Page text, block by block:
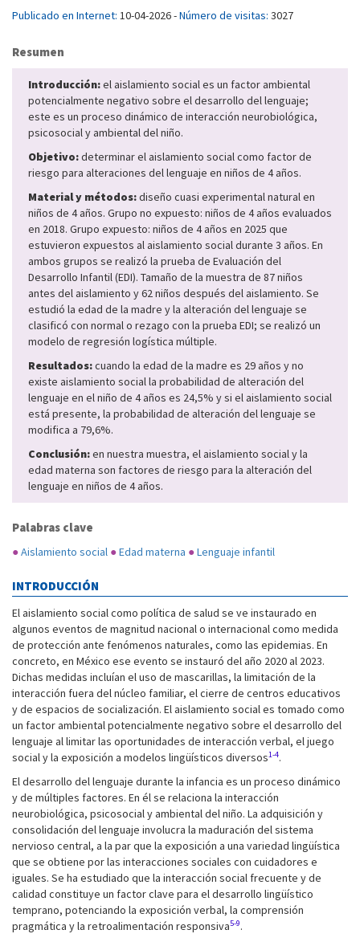
Publicado en Internet: 10-04-2026 -Número de visitas: 3027
Resumen
Introducción:el aislamiento social es un factor ambiental
potencialmente negativo sobre el desarrollo del lenguaje;
este es un proceso dinámico de interacción neurobiológica,
psicosocial y ambiental del niño.
Objetivo:determinar el aislamiento social como factor de
riesgo para alteraciones del lenguaje en niños de 4 años.
Material y métodos:diseño cuasi experimental natural en
niños de 4 años. Grupo no expuesto: niños de 4 años evaluados
en 2018. Grupo expuesto: niños de 4 años en 2025 que
estuvieron expuestos al aislamiento social durante 3 años. En
ambos grupos se realizó la prueba de Evaluación del
Desarrollo Infantil (EDI). Tamaño de la muestra de 87 niños
antes del aislamiento y 62 niños después del aislamiento. Se
estudió la edad de la madre y la alteración del lenguaje se
clasificó con normal o rezago con la prueba EDI; se realizó un
modelo de regresión logística múltiple.
Resultados:cuando la edad de la madre es 29 años y no
existe aislamiento social la probabilidad de alteración del
lenguaje en el niño de 4 años es 24,5% y si el aislamiento social
está presente, la probabilidad de alteración del lenguaje se
modifica a 79,6%.
Conclusión:en nuestra muestra, el aislamiento social y la
edad materna son factores de riesgo para la alteración del
lenguaje en niños de 4 años.
Palabras clave
●Aislamiento social ●Edad materna ●Lenguaje infantil
INTRODUCCIÓN
El aislamiento social como política de salud se ve instaurado en
algunos eventos de magnitud nacional o internacional como medida
de protección ante fenómenos naturales, como las epidemias. En
concreto, en México ese evento se instauró del año 2020 al 2023.
Dichas medidas incluían el uso de mascarillas, la limitación de la
interacción fuera del núcleo familiar, el cierre de centros educativos
y de espacios de socialización. El aislamiento social es tomado como
un factor ambiental potencialmente negativo sobre el desarrollo del
lenguaje al limitar las oportunidades de interacción verbal, el juego
social y la exposición a modelos lingüísticos diversos1-4.
El desarrollo del lenguaje durante la infancia es un proceso dinámico
y de múltiples factores. En él se relaciona la interacción
neurobiológica, psicosocial y ambiental del niño. La adquisición y
consolidación del lenguaje involucra la maduración del sistema
nervioso central, a la par que la exposición a una variedad lingüística
que se obtiene por las interacciones sociales con cuidadores e
iguales. Se ha estudiado que la interacción social frecuente y de
calidad constituye un factor clave para el desarrollo lingüístico
temprano, potenciando la exposición verbal, la comprensión
pragmática y la retroalimentación responsiva5-9.